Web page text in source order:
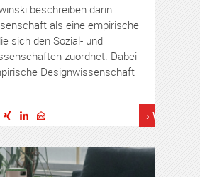
beschreiben darin
als eine empirische
sich den Sozial- und
zuordnet. Dabei
Designwissenschaft
›